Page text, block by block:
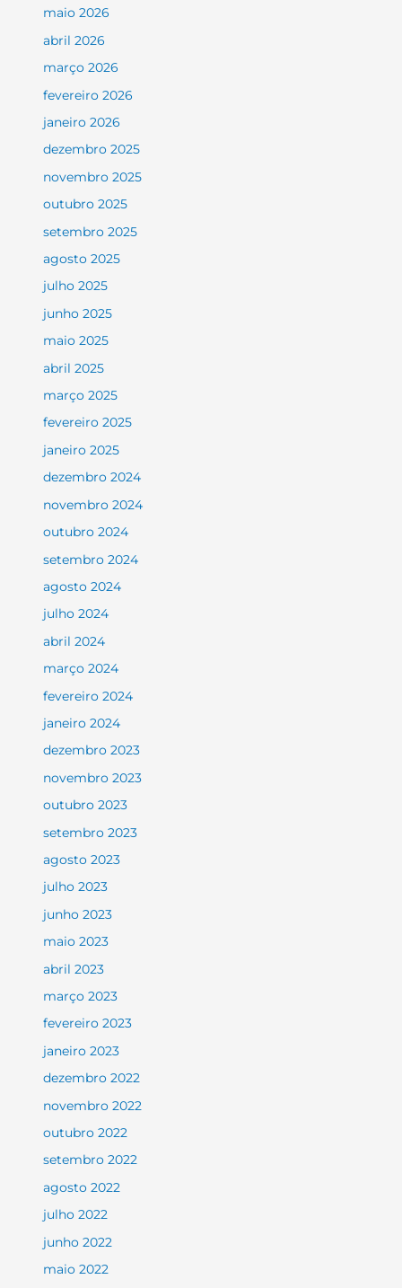
maio 2026
abril 2026
março 2026
fevereiro 2026
janeiro 2026
dezembro 2025
novembro 2025
outubro 2025
setembro 2025
agosto 2025
julho 2025
junho 2025
maio 2025
abril 2025
março 2025
fevereiro 2025
janeiro 2025
dezembro 2024
novembro 2024
outubro 2024
setembro 2024
agosto 2024
julho 2024
abril 2024
março 2024
fevereiro 2024
janeiro 2024
dezembro 2023
novembro 2023
outubro 2023
setembro 2023
agosto 2023
julho 2023
junho 2023
maio 2023
abril 2023
março 2023
fevereiro 2023
janeiro 2023
dezembro 2022
novembro 2022
outubro 2022
setembro 2022
agosto 2022
julho 2022
junho 2022
maio 2022